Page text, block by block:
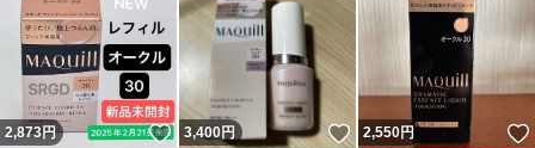
2,873円 いいね！
3,400円 いいね！
2,550円